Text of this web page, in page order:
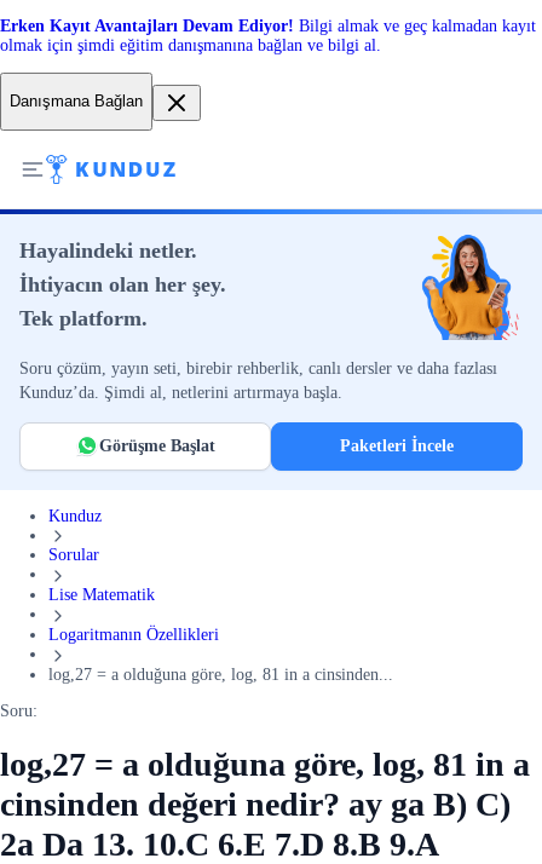
Erken Kayıt Avantajları Devam Ediyor! Bilgi almak ve geç kalmadan kayıt
olmak için şimdi eğitim danışmanına bağlan ve bilgi al.
Danışmana Bağlan
Hayalindeki netler.
İhtiyacın olan her şey.
Tek platform.
Soru çözüm, yayın seti, birebir rehberlik, canlı dersler ve daha fazlası
Kunduz’da. Şimdi al, netlerini artırmaya başla.
Görüşme Başlat Paketleri İncele
Kunduz
Sorular
Lise Matematik
Logaritmanın Özellikleri
log,27 = a olduğuna göre, log, 81 in a cinsinden...
Soru:
log,27 = a olduğuna göre, log, 81 in a
cinsinden değeri nedir? ay ga B) C)
2a Da 13. 10.C 6.E 7.D 8.B 9.A